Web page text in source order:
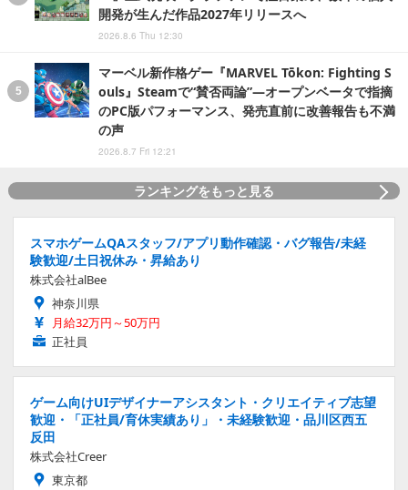
開発が生んだ作品2027年リリースへ
2026.8.6 Thu 12:30
マーベル新作格ゲー『MARVEL Tōkon: Fighting S
ouls』Steamで“賛否両論”―オープンベータで指摘
のPC版パフォーマンス、発売直前に改善報告も不満
の声
2026.8.7 Fri 12:21
ランキングをもっと見る
スマホゲームQAスタッフ/アプリ動作確認・バグ報告/未経
験歓迎/土日祝休み・昇給あり
株式会社alBee
神奈川県
月給32万円～50万円
正社員
ゲーム向けUIデザイナーアシスタント・クリエイティブ志望
歓迎・「正社員/育休実績あり」・未経験歓迎・品川区西五
反田
株式会社Creer
東京都